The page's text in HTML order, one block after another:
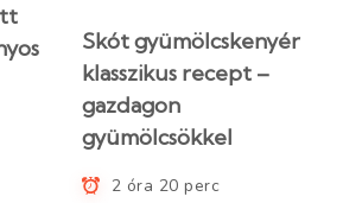
Skót gyümölcskenyér
klasszikus recept –
gazdagon
gyümölcsökkel
2 óra 20 perc